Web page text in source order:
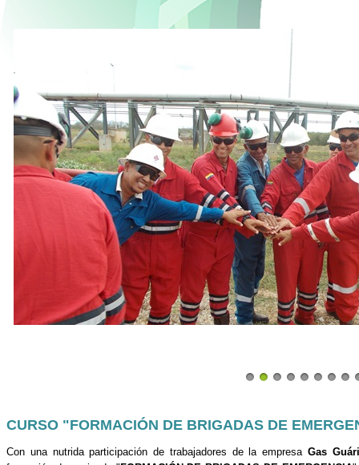
CURSO "FORMACIÓN DE BRIGADAS DE
Con una nutrida participación de trabajadores de la empresa Gas